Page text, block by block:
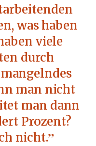
was haben
viele
durch
man nicht
man dann
Prozent?
nicht.